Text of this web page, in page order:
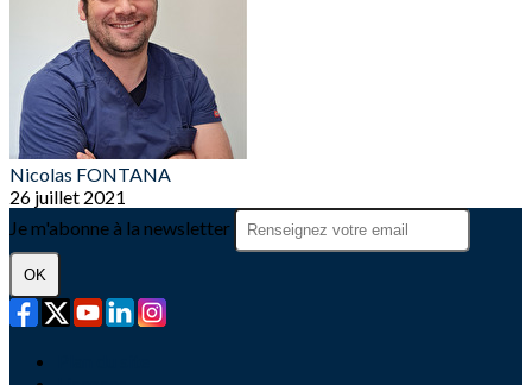
Nicolas FONTANA
26 juillet 2021
Je m'abonne à la newsletter
OK